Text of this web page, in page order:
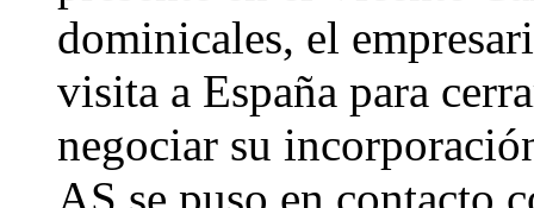
dominicales, el
visita a España para
negociar su
AS se puso en contacto